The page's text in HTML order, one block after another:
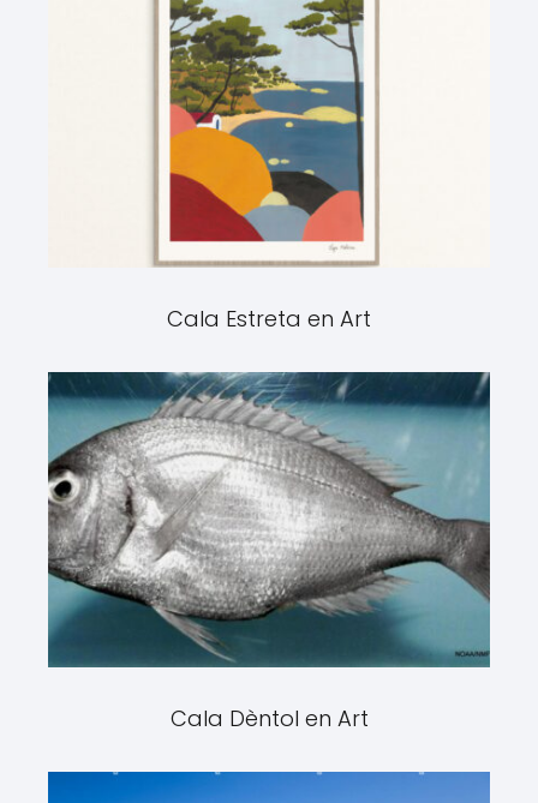
Cala Estreta en Art
Cala Dèntol en Art